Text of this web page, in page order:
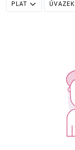
PLAT ÚVAZEK